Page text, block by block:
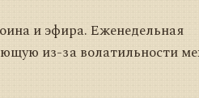
и эфира. Еженедельная
из-за волатильности